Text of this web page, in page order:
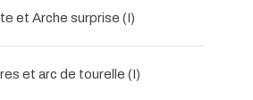
et Arche surprise (I)
et arc de tourelle (I)